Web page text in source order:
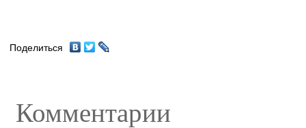
Поделиться
Комментарии